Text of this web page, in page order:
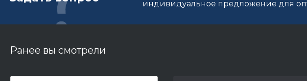
индивидуальное предложение для
Ранее вы смотрели